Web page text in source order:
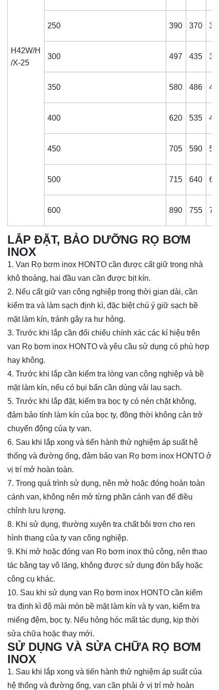
H42W/H
/X-25
250 390 370
300 497 435
350 580 486
400 620 535
450 705 590
500 715 640
600 890 755
LẮP ĐẶT, BẢO DƯỠNG RỌ BƠM
INOX
1. Van Rọ bơm inox HONTO cần được cất giữ trong nhà
khô thoáng, hai đầu van cần được bịt kín.
2. Nếu cất giữ van công nghiệp trong thời gian dài, cần
kiểm tra và làm sạch định kì, đặc biệt chú ý giữ sạch bề
mặt làm kín, tránh gây ra hư hỏng.
3. Trước khi lắp cần đối chiếu chính xác các kí hiệu trên
van Rọ bơm inox HONTO và yêu cầu sử dụng có phù hợp
hay không.
4. Trước khi lắp cần kiểm tra lòng van công nghiệp và bề
mặt làm kín, nếu có bụi bẩn cần dùng vải lau sạch.
5. Trước khi lắp đặt, kiểm tra bọc ty có nén chặt không,
đảm bảo tính làm kín của bọc ty, đồng thời không cản trở
chuyển động của ty van.
6. Sau khi lắp xong và tiến hành thử nghiệm áp suất hệ
thống và đường ống, đảm bảo van Rọ bơm inox HONTO ở
vị trí mở hoàn toàn.
7. Trong quá trình sử dụng, nên mở hoặc đóng hoàn toàn
cánh van, không nên mở từng phần cánh van để điều
chỉnh lưu lượng.
8. Khi sử dụng, thường xuyên tra chất bôi trơn cho ren
hình thang của ty van công nghiệp.
9. Khi mở hoặc đóng van Rọ bơm inox thủ công, nên thao
tác bằng tay vô lăng, không được sử dụng đòn bẩy hoặc
công cụ khác.
10. Sau khi sử dụng van Rọ bơm inox HONTO cần kiểm
tra định kì độ mài mòn bề mặt làm kín và ty van, kiểm tra
miếng đệm, bọc ty. Nếu hỏng hóc mất tác dụng, kịp thời
sửa chữa hoặc thay mới.
SỬ DỤNG VÀ SỬA CHỮA RỌ BƠM
INOX
1. Sau khi lắp xong và tiến hành thử nghiệm áp suất của
hệ thống và đường ống, van cần phải ở vị trí mở hoàn